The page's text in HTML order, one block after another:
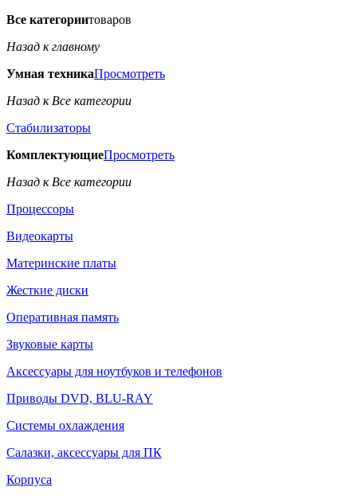
Все категориитоваров
Назад к главному
Умная техникаПросмотреть
Назад к Все категории
Стабилизаторы
КомплектующиеПросмотреть
Назад к Все категории
Процессоры
Видеокарты
Материнские платы
Жесткие диски
Оперативная память
Звуковые карты
Аксессуары для ноутбуков и телефонов
Приводы DVD, BLU-RAY
Системы охлаждения
Салазки, аксессуары для ПК
Корпуса